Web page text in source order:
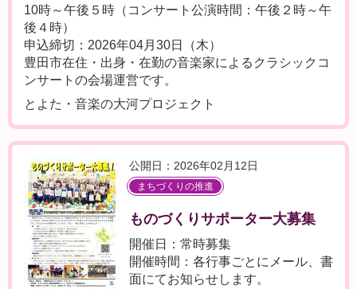
10時～午後５時（コンサート公演時間：午後２時～午
後４時）
申込締切：2026年04月30日（木）
豊田市在住・出身・在勤の音楽家によるクラシックコ
ンサートの会場運営です。
とよた・音楽の大河プロジェクト
公開日：2026年02月12日
まちづくりの推進
ものづくりサポーター大募集
開催日：常時募集
開催時間：各行事ごとにメール、書
面にてお知らせします。